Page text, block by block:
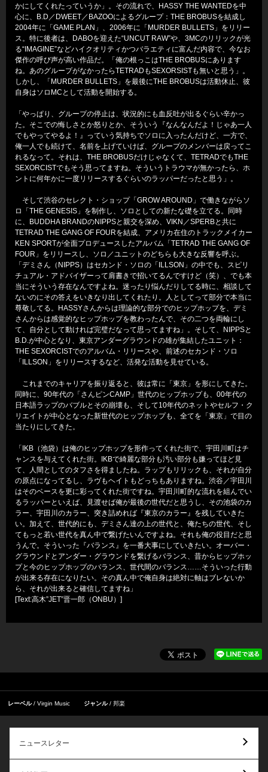
かにしてくれたっていうか」。その流れで、HASSY THE WANTEDを中
心に、B.D／DWEET／BAZOOによるグループ：THE BROBUSを結成し
2004年に「GAME PLAN」、2006年に「MURDER BULLETS」をリリー
ス。特に後者は、DABOを迎えた“UNCUT RAW”や、3MCのリリックが光
る“IMAGINE”などハイクオリティかつバラエティに富んだ内容で、今なお
傑作の呼び声が高い作品だ。「俺の根っこはTHE BROBUSにあります
ね。あのグループがなかったらTETRADもSEXORSISTも無いと思う」。
しかし、「MURDER BULLETS」を最後にTHE BROBUSは活動休止、彼
自身はソロMCとして活動を開始する。
「やっぱり、グループの停止は、状況的にも血反吐が出るぐらい辛かっ
た。そこでの悔しさとか怒りとか、そういう『なんなんだよ！じゃあ一人
でもやってやるよ！』っていう気持ちでソロに入ったんだけど、一方で、
俺一人でも続けて、名前を上げていけば、グループのメンバーは戻ってこ
れるなって。それは、THE BROBUSだけじゃなくて、TETRADでもTHE
SEXORCISTでもそう思ってますね。そういうトラウマが無かったら、ホ
ントに何年かに一度リリースするぐらいのラッパーだったと思う」。
そして渋谷のセレクト・ショップ「GROW AROUND」で働きながらソ
ロ「THE GENESIS」を制作し、ソロとしての新たな礎を立てる。同時
に、BUDDHA BRANDのNIPPSと親交を深め、VIKN／SPERBと共に
TETRAD THE GANG OF FOURを結成、アメリカ在住のトラックメイカー
KEN SPORTが全面プロデュースしたアルバム「TETRAD THE GANG OF
FOUR」をリリースし、ソロ／ユニットのどちらも大きな反響を呼ぶ。
「デミさん（NIPPS）はセカンド・ソロの「ILLSON」の中でも、スピリ
チュアル・アドバイザーって肩書きで招いてるんですけど（笑）、でも本
当にそういう存在なんですよね。迷ったり悩んだりしてる時に、相談して
ないのにその答えをいきなり出してくれたり。人としてって部分で本当に
尊敬してる。HASSYさんからは理論的な部分でのヒップホップを、デミ
さんからは感覚的なヒップホップを教わったんで、その二つを両輪にし
て、自分として動ければ完璧だなって思ってますね」。そして、NIPPSと
B.D.が中心となり、東京アンダーグラウンドの雄が集結したユニット：
THE SEXORCISTでのアルバム・リリースや、前述のセカンド・ソロ
「ILLSON」をリリースするなど、活発な活動を見せている。
これまでのキャリアを振り返ると、彼は常に「東京」を形にしてきた。
同時に、90年代の「さんピンCAMP」世代のヒップホップも、00年代の
日本語ラップのバブルとその崩壊も、そして10年代のネットやセルフ・ク
リエイトが中心となった新世代のヒップホップも、全てを「東京」で目の
当たりにしてきた。
「IKB（池袋）は俺のヒップホップを形作ってくれた街で、宇田川町はチ
ャンスを与えてくれた街。IKBで綺麗な部分も汚い部分も嫌ってほど見
て、人間としてのタフさを得ましたね。ラップもリリックも、それが自分
の原点になってるし、ラヴもヘイトもどっちもありますね。渋谷／宇田川
はそのベースを更に彩ってくれた街ですね。宇田川町的な流れを組んでい
るラッパーといえば、見渡せば俺が最後の世代だと思うし、その池袋のカ
ラー、宇田川のカラー、突き詰めれば『東京のカラー』を残していきた
い。加えて、世代的にも、デミさん達の上の世代と、俺たちの世代、そし
てもっと若い世代を真ん中で繋げたいんですよね。それも俺の役目だと思
うんで。そういった『バランス』を一番大事にしていきたい。オーバー・
グラウンドとアンダー・グラウンドを繋げるバランス、昔からヒップホッ
プと今のヒップホップのバランス、世代間のバランス……そういった行動
が出来る存在になりたい。その真ん中で俺自身は絶対に軸はブレないか
ら、それが出来ると確信してますね」
[Text:高木”JET”晋一郎（ONBU）]
レーベル Virgin Music ジャンル 邦楽
ニュースレター